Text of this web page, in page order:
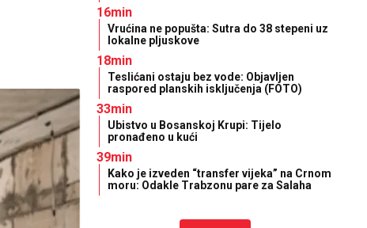
16min
Vrućina ne popušta: Sutra do 38 stepeni uz
lokalne pljuskove
18min
Teslićani ostaju bez vode: Objavljen
raspored planskih isključenja (FOTO)
33min
Ubistvo u Bosanskoj Krupi: Tijelo
pronađeno u kući
39min
Kako je izveden “transfer vijeka” na Crnom
moru: Odakle Trabzonu pare za Salaha